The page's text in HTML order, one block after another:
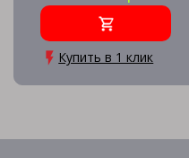
Купить в 1 клик